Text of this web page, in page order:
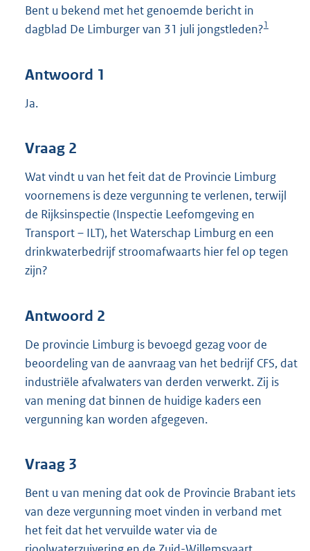
Bent u bekend met het genoemde bericht in
dagblad De Limburger van 31 juli jongstleden?1
Antwoord 1
Ja.
Vraag 2
Wat vindt u van het feit dat de Provincie Limburg
voornemens is deze vergunning te verlenen, terwijl
de Rijksinspectie (Inspectie Leefomgeving en
Transport – ILT), het Waterschap Limburg en een
drinkwaterbedrijf stroomafwaarts hier fel op tegen
zijn?
Antwoord 2
De provincie Limburg is bevoegd gezag voor de
beoordeling van de aanvraag van het bedrijf CFS, dat
industriële afvalwaters van derden verwerkt. Zij is
van mening dat binnen de huidige kaders een
vergunning kan worden afgegeven.
Vraag 3
Bent u van mening dat ook de Provincie Brabant iets
van deze vergunning moet vinden in verband met
het feit dat het vervuilde water via de